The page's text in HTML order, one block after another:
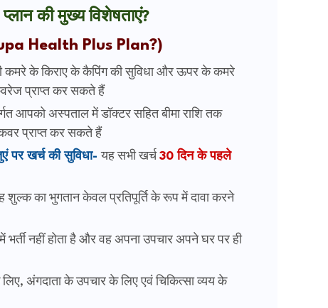
प्लानकी मुख्य विशेषताएं?
Health Plus Plan?)
कमरे के किराए के कैपिंग की सुविधा और ऊपर के कमरे
प्राप्त कर सकते हैं
आपको अस्पताल में डॉक्टर सहित बीमा राशि तक
प्राप्त कर सकते हैं
पर खर्च की सुविधा-यह सभी खर्च30 दिन के पहले
शुल्क का भुगतान केवल प्रतिपूर्ति के रूप में दावा करने
भर्ती नहीं होता है और वह अपना उपचार अपने घर पर ही
अंगदाता के उपचार के लिए एवं चिकित्सा व्यय के